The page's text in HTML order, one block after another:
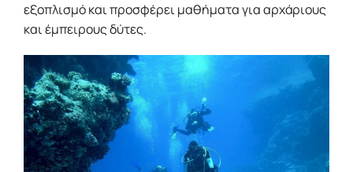
εξοπλισμό και προσφέρει μαθήματα για αρχάριους
και έμπειρους δύτες.